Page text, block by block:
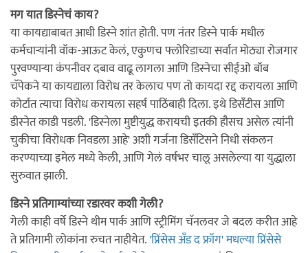
मग यात डिस्नेचं काय?
या कायद्याबाबत आधी डिस्ने शांत होती. पण नंतर डिस्ने पार्क मधील
कर्मचार्‍यांनी वॉक-आऊट केलं, एकुणच फ्लोरिडाच्या सर्वात मोठ्या रोजगार
पुरवण्यार्‍या कंपनीवर दबाव वाढू लागला आणि डिस्नेचा सीईओ बॉब
चॅपेकने या कायद्याला विरोध तर केलाच पण तो कायदा रद्द करायला आणि
कोर्टात त्याचा विरोध करायला सहर्ष पाठिंबाही दिला. इथे डिसँटीस आणि
डीस्नेत काडी पडली. 'डिस्नेला मुष्टीयुद्ध करायची इतकी हौसच असेल त्यांनी
चुकीचा विरोधक निवडला आहे' अशी गर्जना डिसँटिसने निधी संकलन
करण्याच्या इमेल मध्ये केली, आणि गेलं वर्षभर चालू असलेल्या या युद्धाला
सुरुवात झाली.
डिस्ने प्रतिगाम्यांच्या रडारवर कशी गेली?
गेली काही वर्षे डिस्ने थीम पार्क आणि स्ट्रीमिंग चॅनलवर जे बदल करीत आहे
ते प्रतिगामी लोकांना रुचत नाहीयेत.'प्रिंसेस अँड द फ्रॉग' मधल्या प्रिंसेसे